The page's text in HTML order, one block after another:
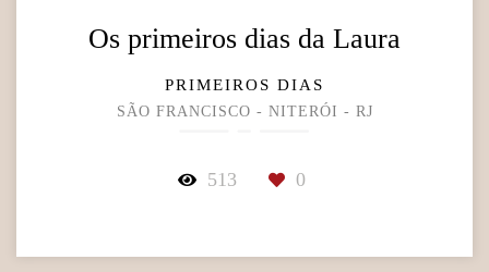
Os primeiros dias da Laura
PRIMEIROS DIAS
SÃO FRANCISCO - NITERÓI - RJ
513 0